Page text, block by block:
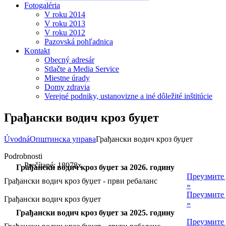
Fotogaléria
V roku 2014
V roku 2013
V roku 2012
Pazovská pohľadnica
Kontakt
Obecný adresár
Stlačte a Media Service
Miestne úrady
Domy zdravia
Verejné podniky, ustanovizne a iné dôležité inštitúcie
Грађански водич кроз буџет
ÚvodnáОпштинска управаГрађански водич кроз буџет
Podrobnosti
Prečítané: 18078x
Грађански водич кроз буџет за 2026. годину
Грађански водич кроз буџет - први ребаланс
Преузмите
»
Грађански водич кроз буџет
Преузмите
»
Грађански водич кроз буџет за 2025. годину
Преузмите